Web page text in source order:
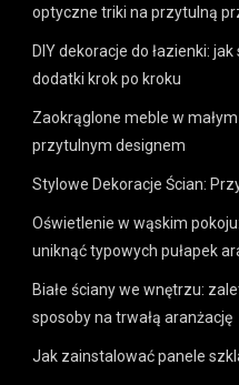
optyczne triki na przytulną
DIY dekoracje do łazienki:
dodatki krok po kroku
Zaokrąglone meble w
przytulnym designem
Stylowe Dekoracje Ścian:
Oświetlenie w wąskim
uniknąć typowych pułapek
Białe ściany we wnętrzu:
sposoby na trwałą aranżację
Jak zainstalować panele